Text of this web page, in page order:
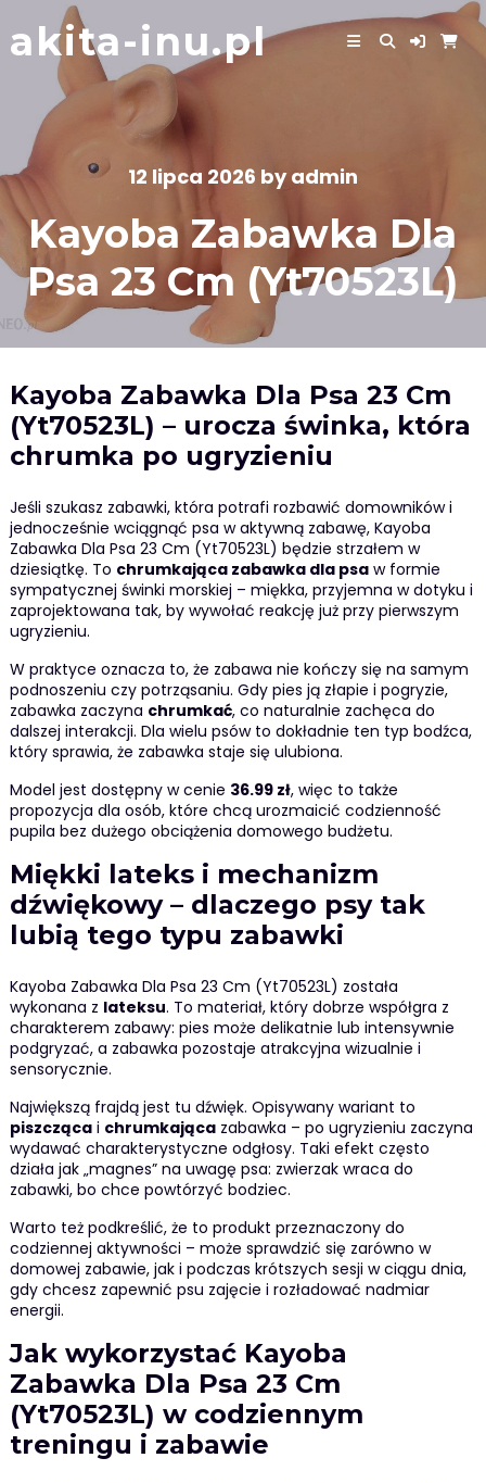
to
content
akita-inu.pl
12 lipca 2026 byadmin
Kayoba Zabawka Dla
Psa 23 Cm (Yt70523L)
Kayoba Zabawka Dla Psa 23 Cm
(Yt70523L) – urocza świnka, która
chrumka po ugryzieniu
Jeśli szukasz zabawki, która potrafi rozbawić domowników i
jednocześnie wciągnąć psa w aktywną zabawę, Kayoba
Zabawka Dla Psa 23 Cm (Yt70523L) będzie strzałem w
dziesiątkę. To chrumkająca zabawka dla psaw formie
sympatycznej świnki morskiej – miękka, przyjemna w dotyku i
zaprojektowana tak, by wywołać reakcję już przy pierwszym
ugryzieniu.
W praktyce oznacza to, że zabawa nie kończy się na samym
podnoszeniu czy potrząsaniu. Gdy pies ją złapie i pogryzie,
zabawka zaczyna chrumkać, co naturalnie zachęca do
dalszej interakcji. Dla wielu psów to dokładnie ten typ bodźca,
który sprawia, że zabawka staje się ulubiona.
Model jest dostępny w cenie 36.99 zł, więc to także
propozycja dla osób, które chcą urozmaicić codzienność
pupila bez dużego obciążenia domowego budżetu.
Miękki lateks i mechanizm
dźwiękowy – dlaczego psy tak
lubią tego typu zabawki
Kayoba Zabawka Dla Psa 23 Cm (Yt70523L) została
wykonana z lateksu. To materiał, który dobrze współgra z
charakterem zabawy: pies może delikatnie lub intensywnie
podgryzać, a zabawka pozostaje atrakcyjna wizualnie i
sensorycznie.
Największą frajdą jest tu dźwięk. Opisywany wariant to
piszczącai chrumkającazabawka – po ugryzieniu zaczyna
wydawać charakterystyczne odgłosy. Taki efekt często
działa jak „magnes” na uwagę psa: zwierzak wraca do
zabawki, bo chce powtórzyć bodziec.
Warto też podkreślić, że to produkt przeznaczony do
codziennej aktywności – może sprawdzić się zarówno w
domowej zabawie, jak i podczas krótszych sesji w ciągu dnia,
gdy chcesz zapewnić psu zajęcie i rozładować nadmiar
energii.
Jak wykorzystać Kayoba
Zabawka Dla Psa 23 Cm
(Yt70523L) w codziennym
treningu i zabawie